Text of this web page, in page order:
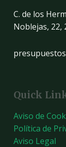
C. de los
Noblejas, 22,
Quick
Aviso de
Política de
Aviso Legal